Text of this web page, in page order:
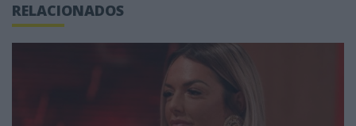
RELACIONADOS